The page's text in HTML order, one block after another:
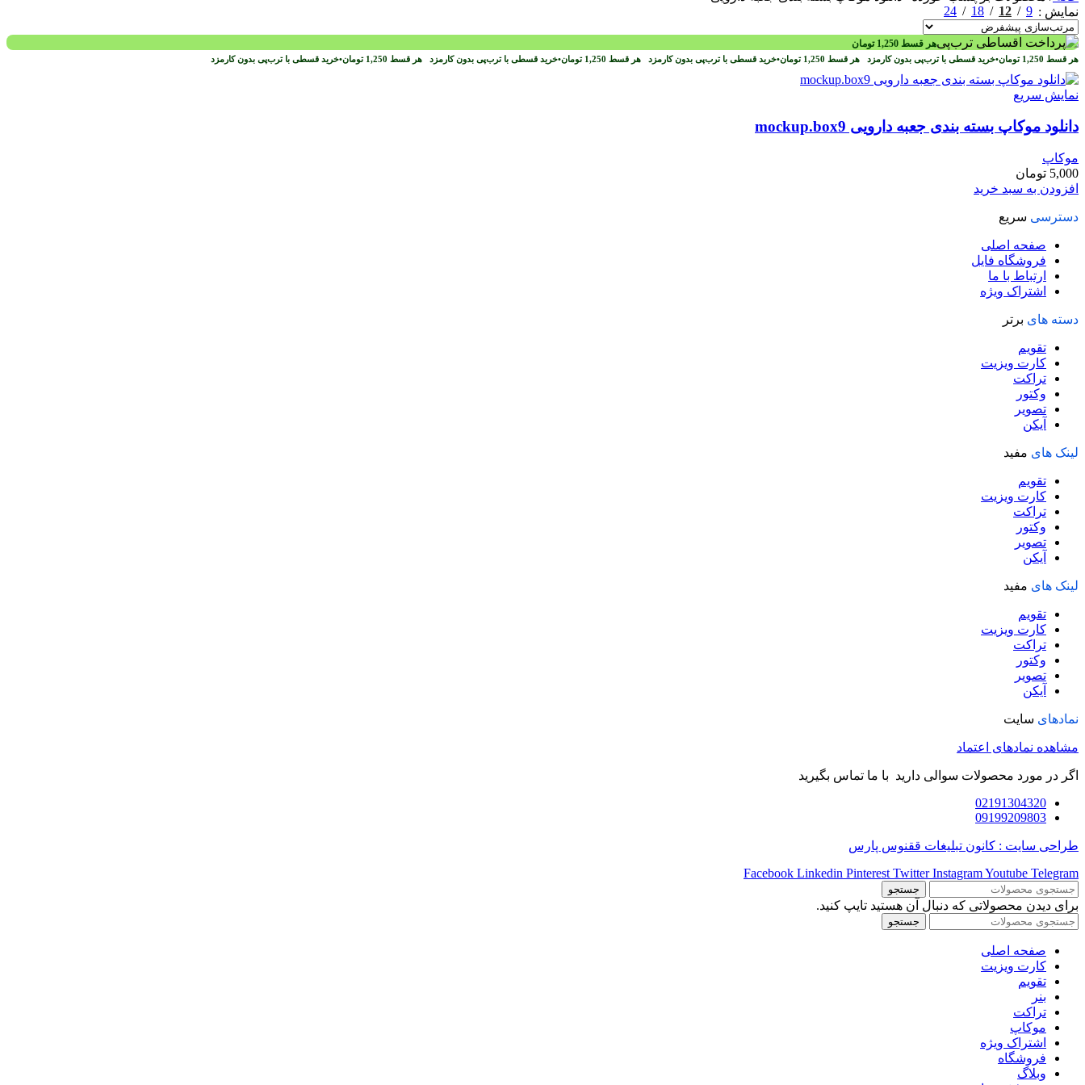
نمایش
9
12
18
24
هر قسط 1,250 تومان
هر قسط 1,250 تومان•خرید قسطی با ترب‌پی بدون کارمزد هر قسط 1,250 تومان•خرید قسطی با ترب‌پی بدون کارمزد هر قسط 1,250 تومان•خرید قسطی با ترب‌پی بدون کارمزد هر قسط 1,250 تومان•خرید قسطی با ترب‌پی بدون کارمزد
نمایش سریع
دانلود موکاپ بسته بندی جعبه دارویی mockup.box9
موکاپ
5,000 تومان
افزودن به سبد خرید
دسترسی سریع
صفحه اصلی
فروشگاه فایل
ارتباط با ما
اشتراک ویژه
دسته های برتر
تقویم
کارت ویزیت
تراکت
وکتور
تصویر
آیکن
لینک های مفید
تقویم
کارت ویزیت
تراکت
وکتور
تصویر
آیکن
لینک های مفید
تقویم
کارت ویزیت
تراکت
وکتور
تصویر
آیکن
نمادهای سایت
مشاهده نمادهای اعتماد
اگر در مورد محصولات سوالی دارید با ما تماس بگیرید
02191304320
09199209803
طراحی سایت : کانون تبلیغات ققنوس پارس
Facebook Linkedin Pinterest Twitter InstagramYoutube Telegram
جستجو
برای دیدن محصولاتی که دنبال آن هستید تایپ کنید.
جستجو
صفحه اصلی
کارت ویزیت
تقویم
بنر
تراکت
موکاپ
اشتراک ویژه
فروشگاه
وبلاگ